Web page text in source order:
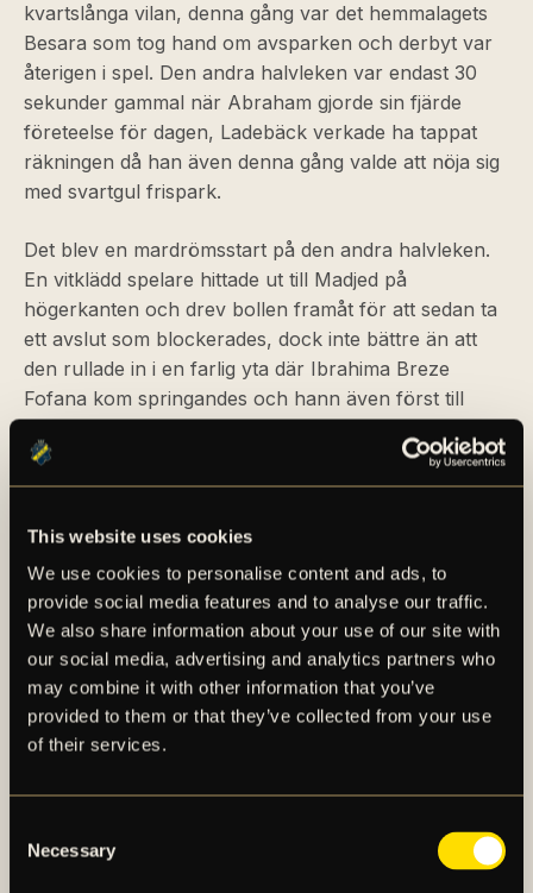
This website uses cookies
We use cookies to personalise content and ads, to
provide social media features and to analyse our traffic.
We also share information about your use of our site with
our social media, advertising and analytics partners who
may combine it with other information that you’ve
provided to them or that they’ve collected from your use
of their services.
Selection
Necessary
kvartslånga vilan, denna gång var det hemmalagets
Besara som tog hand om avsparken och derbyt var
återigen i spel. Den andra halvleken var endast 30
sekunder gammal när Abraham gjorde sin fjärde
företeelse för dagen, Ladebäck verkade ha tappat
räkningen då han även denna gång valde att nöja sig
med svartgul frispark.
Det blev en mardrömsstart på den andra halvleken.
En vitklädd spelare hittade ut till Madjed på
högerkanten och drev bollen framåt för att sedan ta
ett avslut som blockerades, dock inte bättre än att
den rullade in i en farlig yta där Ibrahima Breze
Fofana kom springandes och hann även först till
den bortre delen av Nordfeldts målbur. 1–0 till
hemmalaget och uppförsbacken blev direkt brantare
AIK tog helt förståeligt över matchbilden efter
hemmalagets ledningsmål och spelet bedrevs till
största del på den grönvita planhalvan. I matchminut
58 kom också den svartgula utdelningen! Kevin Filling
som befann sig på den vänstra kanten fick bollen vid
fötterna och tog sedan fart samtidigt som han
dribblade sig förbi sin motspelare, därefter tog han
där bollen dansat på mållinjen så var Johan Hove till
slut på plats och tryckte bollen i nät framför en